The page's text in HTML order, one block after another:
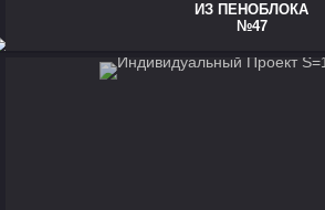
ИЗ ПЕНОБЛОКА
№47